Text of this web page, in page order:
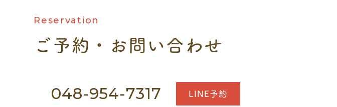
Reservation
ご予約・お問い合わせ
048-954-7317 LINE予約